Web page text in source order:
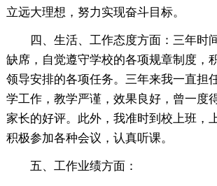
立远大理想，努力实现奋斗目标。
四、生活、工作态度方面：三年时
缺席，自觉遵守学校的各项规章制度，
领导安排的各项任务。三年来我一直担
学工作，教学严谨，效果良好，曾一度
家长的好评。此外，我准时到校上班，
积极参加各种会议，认真听课。
五、工作业绩方面：